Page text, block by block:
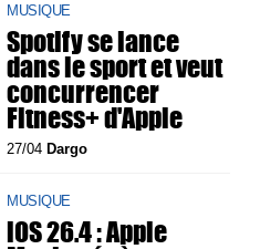
MUSIQUE
Spotify se lance
dans le sport et veut
concurrencer
Fitness+ d'Apple
27/04 Dargo
MUSIQUE
iOS 26.4 : Apple